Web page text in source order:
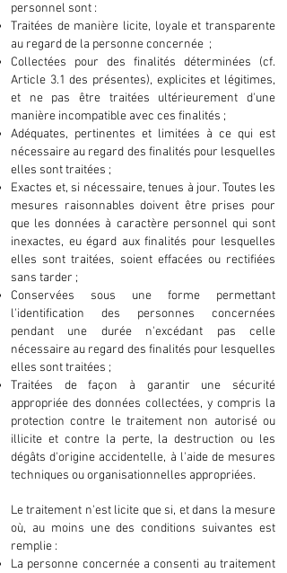
personnel sont :
Traitées de manière licite, loyale et transparente
au regard de la personne concernée ;
Collectées pour des finalités déterminées (cf.
Article 3.1 des présentes), explicites et légitimes,
et ne pas être traitées ultérieurement d'une
manière incompatible avec ces finalités ;
Adéquates, pertinentes et limitées à ce qui est
nécessaire au regard des finalités pour lesquelles
elles sont traitées ;
Exactes et, si nécessaire, tenues à jour. Toutes les
mesures raisonnables doivent être prises pour
que les données à caractère personnel qui sont
inexactes, eu égard aux finalités pour lesquelles
elles sont traitées, soient effacées ou rectifiées
sans tarder ;
Conservées sous une forme permettant
l'identification des personnes concernées
pendant une durée n'excédant pas celle
nécessaire au regard des finalités pour lesquelles
elles sont traitées ;
Traitées de façon à garantir une sécurité
appropriée des données collectées, y compris la
protection contre le traitement non autorisé ou
illicite et contre la perte, la destruction ou les
dégâts d'origine accidentelle, à l'aide de mesures
techniques ou organisationnelles appropriées.
Le traitement n'est licite que si, et dans la mesure
où, au moins une des conditions suivantes est
remplie :
La personne concernée a consenti au traitement